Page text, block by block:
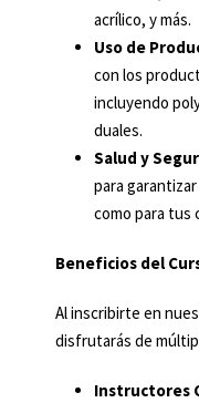
acrílico, y más.
Uso de
con los
incluyendo
duales.
Salud y
para
como para tus
Beneficios del
Al inscribirte en
disfrutarás de
Instructores